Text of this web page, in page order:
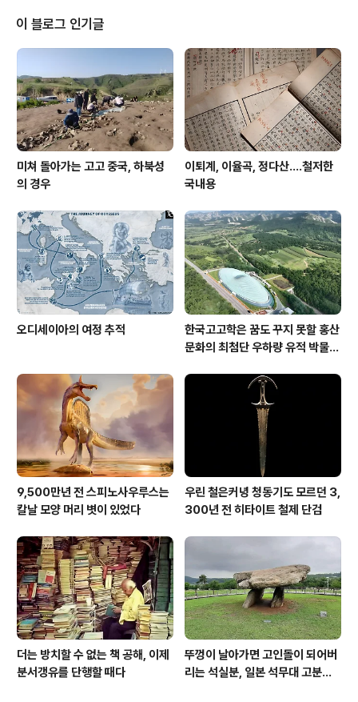
고, 한국문화재재단에서 수행 중이다. 기왕 가는 김에 들리
셔야지 않겠나?" "그래? 알았네" 문재인 대통령을 수행 중
인 지인이랑 주고받은 문자의 대략이다. 당시 동남아 3개
국 순방과 그 일환으로서의 캄보디아 방문에 따른 앙코르
와트 방문계획 국내 언론보도를 보면 "캄보디아측 요청에
의한 것"이라는 말이 빠지지 않..
이 블로그 인기글
미쳐 돌아가는 고고 중국, 하북성
의 경우
이퇴계, 이율곡, 정다산....철저한
국내용
오디세이아의 여정 추적
한국고고학은 꿈도 꾸지 못할 홍산
문화의 최첨단 우하량 유적 박물관
9,500만년 전 스피노사우루스는
칼날 모양 머리 볏이 있었다
우린 철은커녕 청동기도 모르던 3,
300년 전 히타이트 철제 단검
더는 방치할 수 없는 책 공해, 이제
분서갱유를 단행할 때다
뚜껑이 날아가면 고인돌이 되어버
리는 석실분, 일본 석무대 고분의